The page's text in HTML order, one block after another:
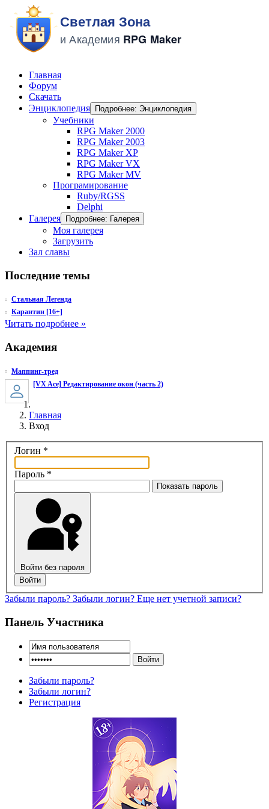
Главная
Форум
Скачать
Энциклопедия
Подробнее: Энциклопедия
Учебники
RPG Maker 2000
RPG Maker 2003
RPG Maker XP
RPG Maker VX
RPG Maker MV
Програмирование
Ruby/RGSS
Delphi
Галерея
Подробнее: Галерея
Моя галерея
Загрузить
Зал славы
Последние темы
Стальная Легенда
Карантин [16+]
Читать подробнее »
Академия
Маппинг-тред
[VX Ace] Редактирование окон (часть 2)
Главная
Вход
Логин *
Пароль *
Показать пароль
Войти без пароля
Войти
Забыли пароль? Забыли логин? Еще нет учетной записи?
Панель Участника
Забыли пароль?
Забыли логин?
Регистрация